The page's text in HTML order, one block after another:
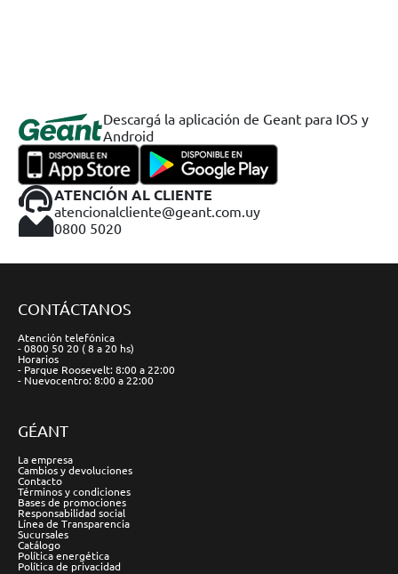
Descargá la aplicación de Geant para IOS y
Android
ATENCIÓN AL CLIENTE
atencionalcliente@geant.com.uy
0800 5020
CONTÁCTANOS
Atención telefónica
- 0800 50 20 ( 8 a 20 hs)
Horarios
- Parque Roosevelt: 8:00 a 22:00
- Nuevocentro: 8:00 a 22:00
GÉANT
La empresa
Cambios y devoluciones
Contacto
Términos y condiciones
Bases de promociones
Responsabilidad social
Línea de Transparencia
Sucursales
Catálogo
Política energética
Política de privacidad